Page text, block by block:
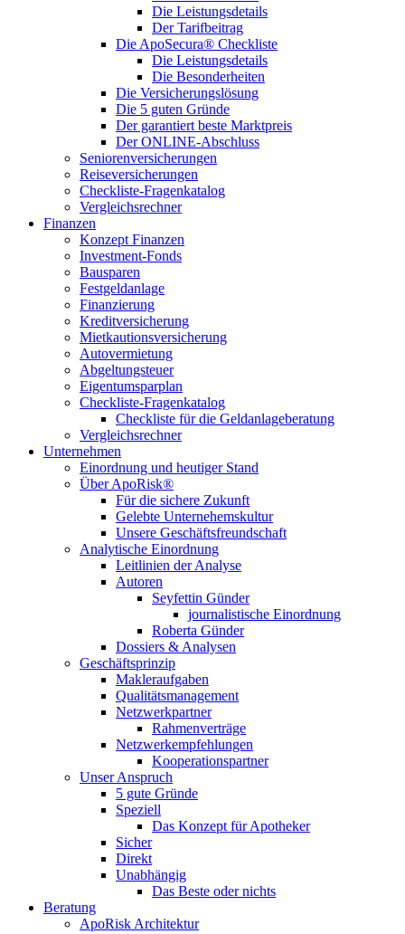
Die Leistungsdetails
Der Tarifbeitrag
Die ApoSecura® Checkliste
Die Leistungsdetails
Die Besonderheiten
Die Versicherungslösung
Die 5 guten Gründe
Der garantiert beste Marktpreis
Der ONLINE-Abschluss
Seniorenversicherungen
Reiseversicherungen
Checkliste-Fragenkatalog
Vergleichsrechner
Finanzen
Konzept Finanzen
Investment-Fonds
Bausparen
Festgeldanlage
Finanzierung
Kreditversicherung
Mietkautionsversicherung
Autovermietung
Abgeltungsteuer
Eigentumsparplan
Checkliste-Fragenkatalog
Checkliste für die Geldanlageberatung
Vergleichsrechner
Unternehmen
Einordnung und heutiger Stand
Über ApoRisk®
Für die sichere Zukunft
Gelebte Unternehemskultur
Unsere Geschäftsfreundschaft
Analytische Einordnung
Leitlinien der Analyse
Autoren
Seyfettin Günder
journalistische Einordnung
Roberta Günder
Dossiers & Analysen
Geschäftsprinzip
Makleraufgaben
Qualitätsmanagement
Netzwerkpartner
Rahmenverträge
Netzwerkempfehlungen
Kooperationspartner
Unser Anspruch
5 gute Gründe
Speziell
Das Konzept für Apotheker
Sicher
Direkt
Unabhängig
Das Beste oder nichts
Beratung
ApoRisk Architektur